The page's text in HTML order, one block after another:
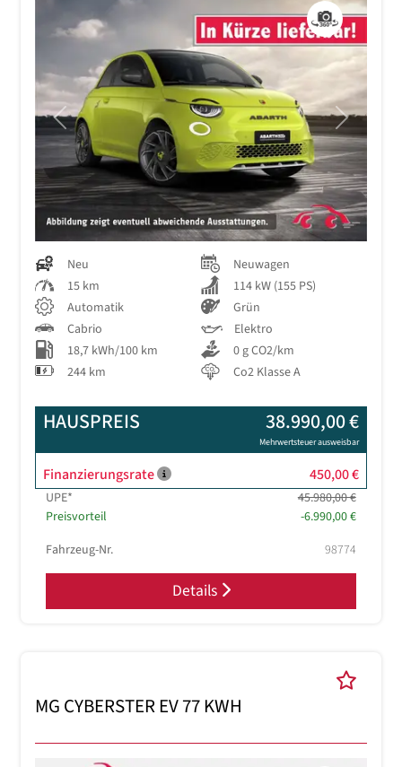
Previous Next
Neu
Neuwagen
15 km
114 kW (155 PS)
Automatik
Grün
Cabrio
Elektro
18,7 kWh/100 km
0 g CO2/km
244 km
Co2 Klasse A
UPE*
45.980,00 €
Preisvorteil
-6.990,00 €
HAUSPREIS 38.990,00 €
Mehrwertsteuer ausweisbar
Finanzierungsrate 450,00 €
Fahrzeug-Nr. 98774
Details
MG CYBERSTER EV 77 KWH